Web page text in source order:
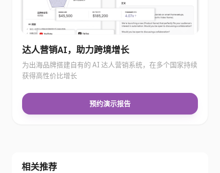
达人营销AI，助力跨境增长
为出海品牌搭建自有的 AI 达人营销系统，在多个国家持续
获得高性价比增长
预约演示报告
相关推荐